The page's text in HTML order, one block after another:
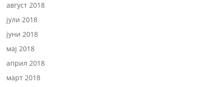
август 2018
јули 2018
јуни 2018
мај 2018
април 2018
март 2018